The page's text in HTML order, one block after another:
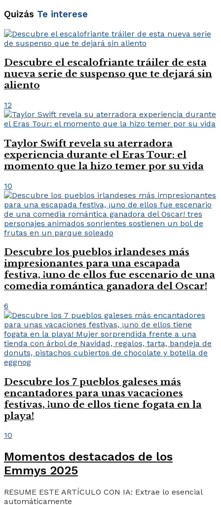
Quizás Te interese
Descubre el escalofriante tráiler de esta
nueva serie de suspenso que te dejará sin
aliento
12
Taylor Swift revela su aterradora
experiencia durante el Eras Tour: el
momento que la hizo temer por su vida
10
Descubre los pueblos irlandeses más
impresionantes para una escapada
festiva, ¡uno de ellos fue escenario de una
comedia romántica ganadora del Oscar!
6
Descubre los 7 pueblos galeses más
encantadores para unas vacaciones
festivas, ¡uno de ellos tiene fogata en la
playa!
10
Momentos destacados de los
Emmys 2025
RESUME ESTE ARTÍCULO CON IA: Extrae lo esencial
automáticamente